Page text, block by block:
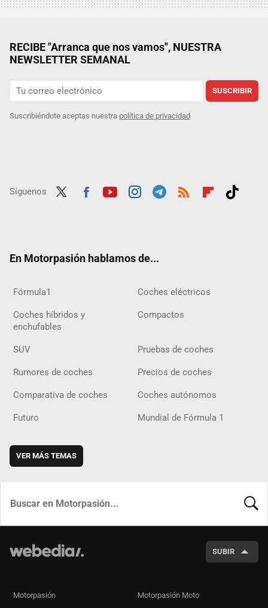
RECIBE "Arranca que nos vamos", NUESTRA
NEWSLETTER SEMANAL
SUSCRIBIR
Suscribiéndote aceptas nuestra política de privacidad
Síguenos
En Motorpasión hablamos de...
Fórmula1 Coches eléctricos
Coches híbridos y
enchufables
Compactos
SUV Pruebas de coches
Rumores de coches Precios de coches
Comparativa de coches Coches autónomos
Futuro Mundial de Fórmula 1
VER MÁS TEMAS
SUBIR
Motorpasión Motorpasión Moto